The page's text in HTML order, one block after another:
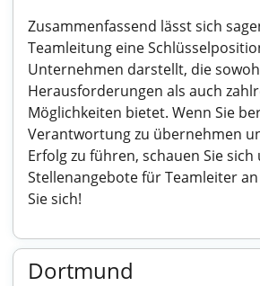
Zusammenfassend lässt sich
Teamleitung eine
Unternehmen darstellt, die
Herausforderungen als auch
Möglichkeiten bietet. Wenn Sie
Verantwortung zu übernehmen
Erfolg zu führen, schauen Sie sich
Stellenangebote für Teamleiter
Sie sich!
Dortmund